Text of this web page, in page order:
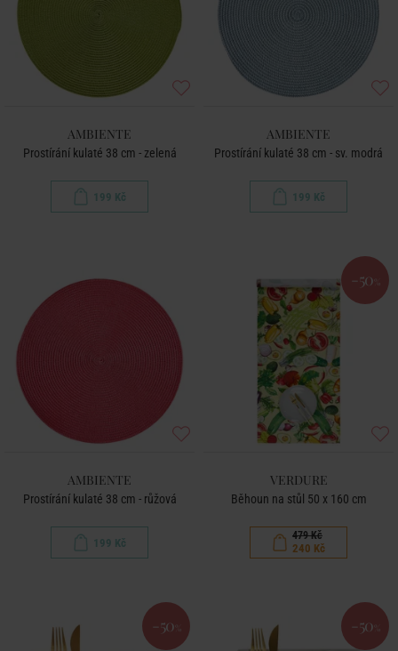
AMBIENTE
Prostírání kulaté 38 cm - zelená
199 Kč
AMBIENTE
Prostírání kulaté 38 cm - sv. modrá
199 Kč
AMBIENTE
Prostírání kulaté 38 cm - růžová
199 Kč
-50 %
VERDURE
Běhoun na stůl 50 x 160 cm
479 Kč
240 Kč
-50 % -50 %